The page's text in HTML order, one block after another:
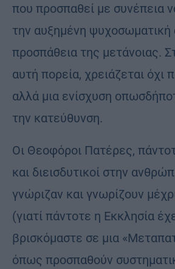
που προσπαθεί με συνέπεια
την αυξημένη ψυχοσωματική
προσπάθεια της μετάνοιας.
αυτή πορεία, χρειάζεται όχι
αλλά μια ενίσχυση
την κατεύθυνση.
Οι Θεοφόροι Πατέρες,
και διεισδυτικοί στην
γνώριζαν και γνωρίζουν
(γιατί πάντοτε η Εκκλησία
βρισκόμαστε σε μια
όπως προσπαθούν